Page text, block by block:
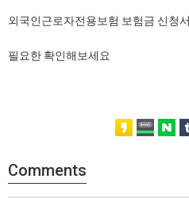
외국인근로자전용보험 보험금 신청
필요한 확인해보세요
Comments